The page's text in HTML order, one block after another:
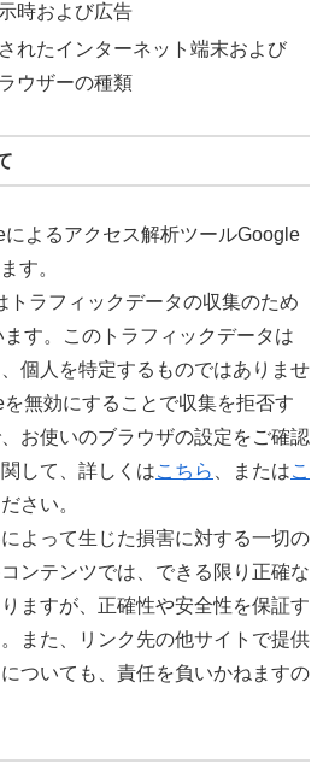
時および広告
れたインターネット端末および
ウザーの種類
よるアクセス解析ツールGoogle
す。
トラフィックデータの収集のため
す。このトラフィックデータは
個人を特定するものではありませ
無効にすることで収集を拒否す
お使いのブラウザの設定をご確認
して、詳しくはこちら 、またはこ
さい。
よって生じた損害に対する一切の
ンテンツでは、できる限り正確な
ますが、正確性や安全性を保証す
また、リンク先の他サイトで提供
ついても、責任を負いかねますの